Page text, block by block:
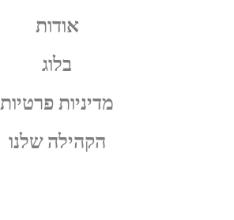
אודות
בלוג
מדיניות פרטיות
הקהילה שלנו